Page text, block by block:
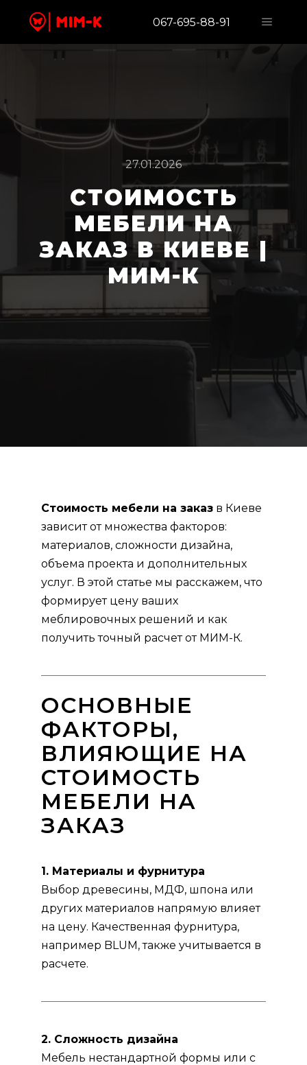
067-695-88-91
27.01.2026
СТОИМОСТЬ
МЕБЕЛИ НА
ЗАКАЗ В КИЕВЕ |
МИМ-К
Стоимость мебели на заказ в Киеве
зависит от множества факторов:
материалов, сложности дизайна,
объема проекта и дополнительных
услуг. В этой статье мы расскажем, что
формирует цену ваших
меблировочных решений и как
получить точный расчет от МИМ-К.
ОСНОВНЫЕ
ФАКТОРЫ,
ВЛИЯЮЩИЕ НА
СТОИМОСТЬ
МЕБЕЛИ НА
ЗАКАЗ
1. Материалы и фурнитура
Выбор древесины, МДФ, шпона или
других материалов напрямую влияет
на цену. Качественная фурнитура,
например BLUM, также учитывается в
расчете.
2. Сложность дизайна
Мебель нестандартной формы или с